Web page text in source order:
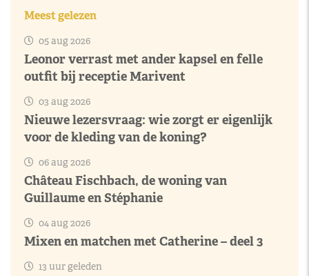
Meest gelezen
05 aug 2026
Leonor verrast met ander kapsel en felle
outfit bij receptie Marivent
03 aug 2026
Nieuwe lezersvraag: wie zorgt er eigenlijk
voor de kleding van de koning?
06 aug 2026
Château Fischbach, de woning van
Guillaume en Stéphanie
04 aug 2026
Mixen en matchen met Catherine – deel 3
13 uur geleden